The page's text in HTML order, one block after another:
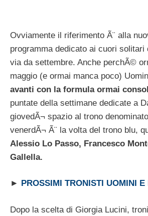
Ovviamente il riferimento Ã¨ alla
programma dedicato ai cuori
via da settembre. Anche perchÃ©
maggio (e ormai manca poco)
avanti con la formula ormai
puntate della settimane dedicate a
giovedÃ¬ spazio al trono
venerdÃ¬ Ã¨ la volta del trono blu,
Alessio Lo Passo, Francesco
Gallella.
► PROSSIMI TRONISTI UOMINI E
Dopo la scelta di Giorgia Lucini,